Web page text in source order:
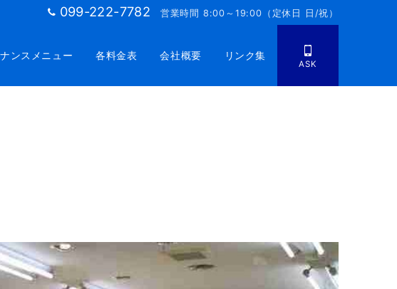
099-222-7782 営業時間 8:00～19:00（定休日 日/祝）
ンスメニュー 各料金表 会社概要 リンク集
ASK